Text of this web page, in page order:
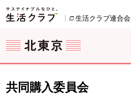
ページの先頭です。
生活クラブ連合会
ここからサイト内共通メニューです。
サイト内共通メニューをスキップする
サイト内共通メニューここまで。
共同購入委員会